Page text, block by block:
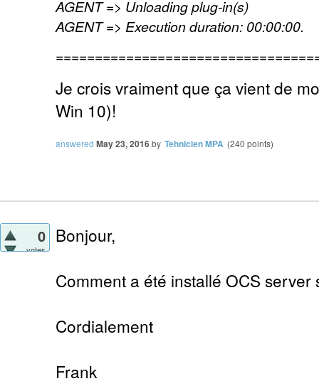
AGENT => Unloading plug-in(s)
AGENT => Execution duration: 00:00:00.
Je crois vraiment que ça vient de
Win 10)!
answered May 23, 2016by Tehnicien MPA (240 points)
0
votes
Bonjour,
Comment a été installé OCS
Cordialement
Frank